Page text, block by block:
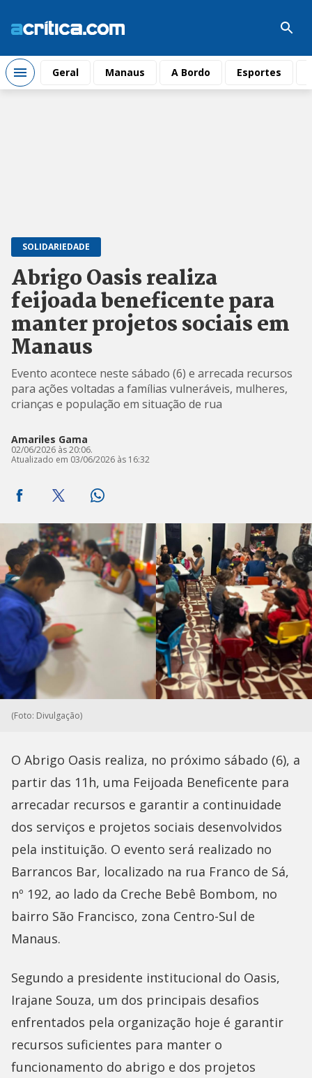
Geral Manaus A Bordo Esportes
SOLIDARIEDADE
Abrigo Oasis realiza
feijoada beneficente para
manter projetos sociais em
Manaus
Evento acontece neste sábado (6) e arrecada recursos
para ações voltadas a famílias vulneráveis, mulheres,
crianças e população em situação de rua
Amariles Gama
02/06/2026 às 20:06.
Atualizado em 03/06/2026 às 16:32
(Foto: Divulgação)
O Abrigo Oasis realiza, no próximo sábado (6), a
partir das 11h, uma Feijoada Beneficente para
arrecadar recursos e garantir a continuidade
dos serviços e projetos sociais desenvolvidos
pela instituição. O evento será realizado no
Barrancos Bar, localizado na rua Franco de Sá,
nº 192, ao lado da Creche Bebê Bombom, no
bairro São Francisco, zona Centro-Sul de
Manaus.
Segundo a presidente institucional do Oasis,
Irajane Souza, um dos principais desafios
enfrentados pela organização hoje é garantir
recursos suficientes para manter o
funcionamento do abrigo e dos projetos